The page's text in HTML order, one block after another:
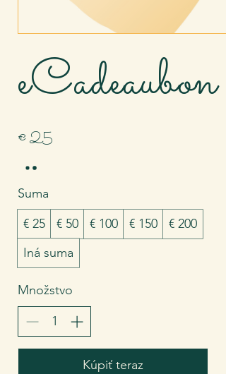
eCadeaubon
€ 25
Suma
€ 25
€ 50 € 100 € 150
€ 200
Iná suma
Množstvo
Kúpiť teraz